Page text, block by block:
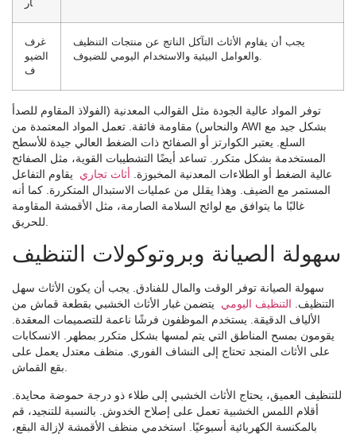
ار
غرف
الضيو
ف
يجب أن يقاوم الأثاث التآكل الناتج عن منتجات التنظيف
والعوامل البيئية والاستخدام اليومي للضيوف.
توفر المواد عالية الجودة مثل القوالب المعدنية (الفولاذ المقاوم للصدأ
والنحاس) مقاومة فائقة. تعمل المواد المعتمدة من AWI بشكل جيد مع
السلع. يعتبر الكوارتز أو الصفائح ذات الضغط العالي جيدة للأسطح
المستخدمة بشكل متكرر. تساعد أيضًا التشطيبات القوية، مثل الصفائح
عالية الضغط أو الطلاءات المعدنية المخبوزة. أثاث تجاري
يقاوم التفاعل
المستمر مع الضيف. وهذا يقلل من عمليات الاستبدال المتكررة. كما أنه
غالبًا ما يتوافق مع لوائح السلامة الصارمة، مثل الأقمشة المقاومة
سهولة الصيانة وبروتوكولات التنظيف
سهولة الصيانة توفر الوقت والمال للفنادق. يجب أن يكون الأثاث سهل
التنظيف. التنظيف اليومي
يتضمن غبار الأثاث الخشبي بقطعة قماش من
الألياف الدقيقة. يستخدم الموظفون فرشًا ناعمة للتصميمات المعقدة.
يقومون بمسح المناطق التي يتم لمسها بشكل متكرر بمطهر. الانسكابات
على الأثاث المنجد تحتاج إلى النشاف الفوري. منظف ​​معتدل يعمل على
بقع القماش.
للتنظيف العميق، يحتاج الأثاث الخشبي إلى طلاء ذو ​​درجة حموضة محايدة.
أقلام اللمس الخشبية تعمل على إصلاح الخدوش. بالنسبة للتنجيد، قم
بالمكنسة الكهربائية أسبوعيًا. استخدمي منظف الأقمشة لإزالة البقع،